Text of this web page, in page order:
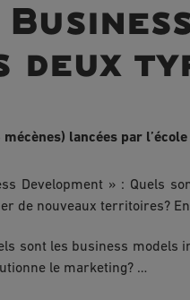
deux
lancées par
Development » : Quels
de nouveaux territoires?
sont les business
le marketing? …